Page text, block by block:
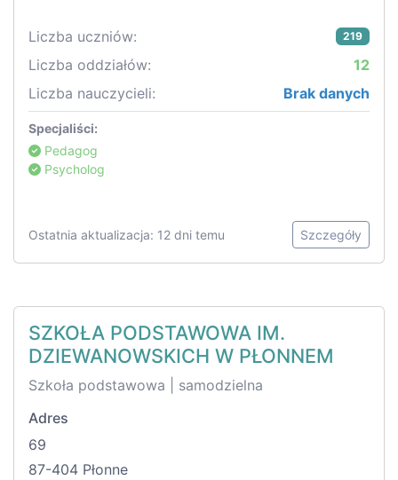
Liczba uczniów: 219
Liczba oddziałów:
12
Liczba nauczycieli:
Brak danych
Specjaliści:
Pedagog
Psycholog
Ostatnia aktualizacja: 12 dni temu Szczegóły
SZKOŁA PODSTAWOWA IM.
DZIEWANOWSKICH W PŁONNEM
Szkoła podstawowa | samodzielna
Adres
69
87-404 Płonne